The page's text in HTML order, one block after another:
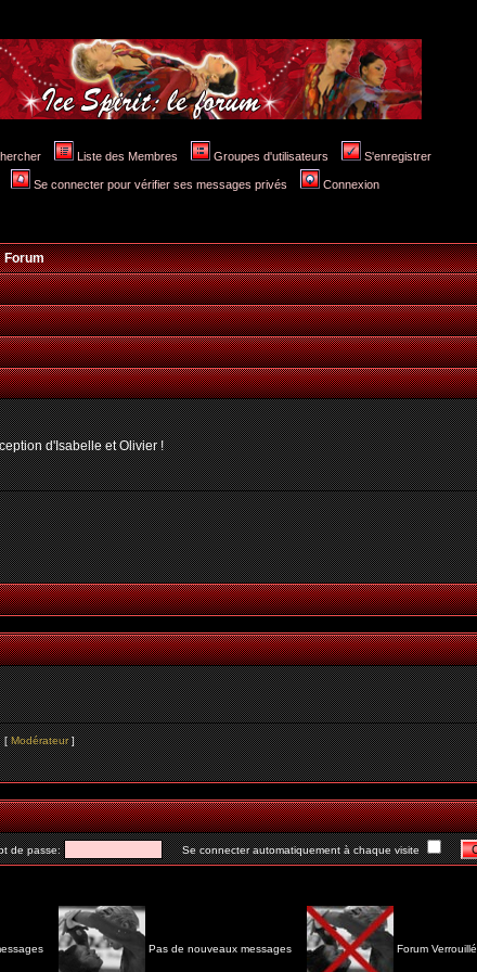
Liste des Membres Groupes d'utilisateurs S'enregistrer
Se connecter pour vérifier ses messages privés Connexion
Forum
d'Isabelle et Olivier !
[Modérateur]
de passe: Se connecter automatiquement à chaque visite
Pas de nouveaux messages Forum Verrouillé